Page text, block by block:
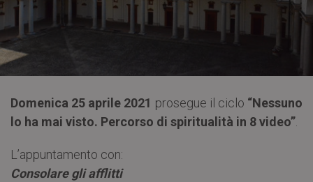
Domenica 25 aprile 2021 prosegue il ciclo “Nessuno
lo ha mai visto. Percorso di spiritualità in 8 video”.
L’appuntamento con:
Consolare gli afflitti